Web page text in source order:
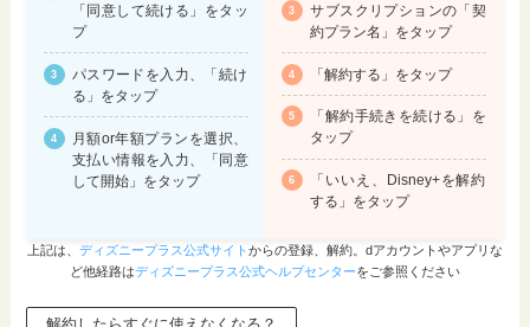
「同意して続ける」をタッ
プ
パスワードを入力、「続け
る」をタップ
月額or年額プランを選択、
支払い情報を入力、「同意
して開始」をタップ
サブスクリプションの「契
約プラン名」をタップ
「解約する」をタップ
「解約手続きを続ける」を
タップ
「いいえ、Disney+を解約
する」をタップ
上記は、 ディズニープラス公式サイトからの登録、解約。dアカウントやアプリな
ど他経路はディズニープラス公式ヘルプセンターをご参照ください